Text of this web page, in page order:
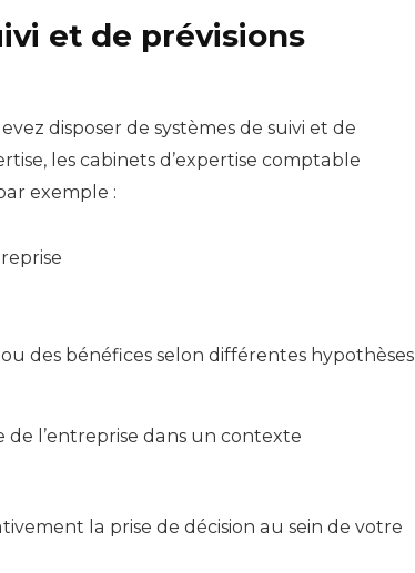
et de prévisions
disposer de systèmes de suivi et de
les cabinets d’expertise comptable
exemple :
des bénéfices selon différentes hypothèses
l’entreprise dans un contexte
la prise de décision au sein de votre